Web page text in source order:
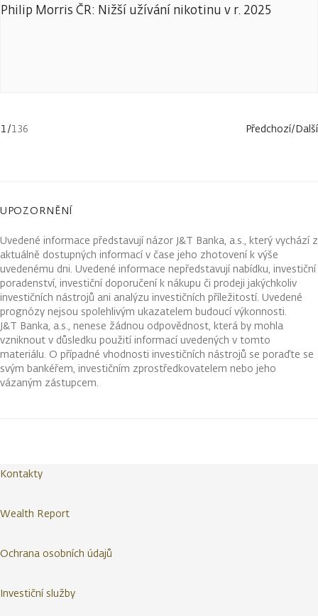
Philip Morris ČR: Nižší užívání nikotinu v r. 2025
1/136 Předchozí/Další
UPOZORNĚNÍ
Uvedené informace představují názor J&T Banka, a.s., který vychází z
aktuálně dostupných informací v čase jeho zhotovení k výše
uvedenému dni. Uvedené informace nepředstavují nabídku, investiční
poradenství, investiční doporučení k nákupu či prodeji jakýchkoliv
investičních nástrojů ani analýzu investičních příležitostí. Uvedené
prognózy nejsou spolehlivým ukazatelem budoucí výkonnosti.
J&T Banka, a.s., nenese žádnou odpovědnost, která by mohla
vzniknout v důsledku použití informací uvedených v tomto
materiálu. O případné vhodnosti investičních nástrojů se poraďte se
svým bankéřem, investičním zprostředkovatelem nebo jeho
vázaným zástupcem.
Kontakty
Wealth Report
Ochrana osobních údajů
Investiční služby